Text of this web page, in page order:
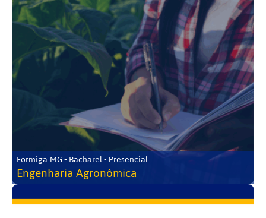
Formiga-MG • Bacharel • Presencial
Engenharia Agronômica